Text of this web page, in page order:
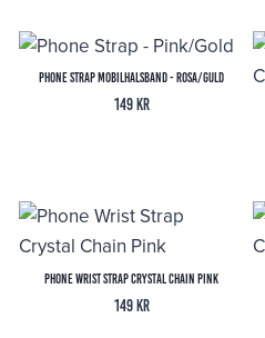
Phone Strap Mobilhalsband - Rosa/Guld
149 kr
Phone Wrist Strap Crystal Chain Pink
149 kr